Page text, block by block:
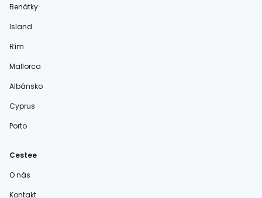
Benátky
Island
Rím
Mallorca
Albánsko
Cyprus
Porto
Cestee
O nás
Kontakt